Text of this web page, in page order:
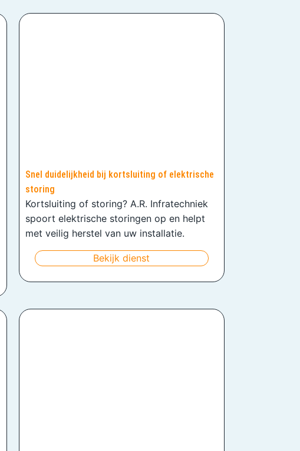
Snel duidelijkheid bij kortsluiting of elektrische
storing
Kortsluiting of storing? A.R. Infratechniek
spoort elektrische storingen op en helpt
met veilig herstel van uw installatie.
Bekijk dienst